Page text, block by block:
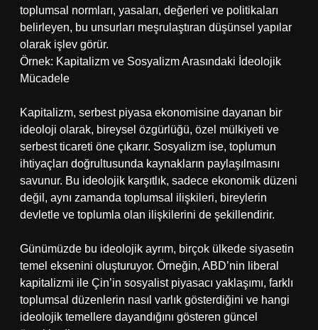
toplumsal normları, yasaları, değerleri ve politikaları
belirleyen, bu unsurları meşrulaştıran düşünsel yapılar
olarak işlev görür.
Örnek: Kapitalizm ve Sosyalizm Arasındaki İdeolojik
Mücadele
Kapitalizm, serbest piyasa ekonomisine dayanan bir
ideoloji olarak, bireysel özgürlüğü, özel mülkiyeti ve
serbest ticareti öne çıkarır. Sosyalizm ise, toplumun
ihtiyaçları doğrultusunda kaynakların paylaşılmasını
savunur. Bu ideolojik karşıtlık, sadece ekonomik düzeni
değil, aynı zamanda toplumsal ilişkileri, bireylerin
devletle ve toplumla olan ilişkilerini de şekillendirir.
Günümüzde bu ideolojik ayrım, birçok ülkede siyasetin
temel eksenini oluşturuyor. Örneğin, ABD’nin liberal
kapitalizmi ile Çin’in sosyalist piyasacı yaklaşımı, farklı
toplumsal düzenlerin nasıl varlık gösterdiğini ve hangi
ideolojik temellere dayandığını gösteren güncel